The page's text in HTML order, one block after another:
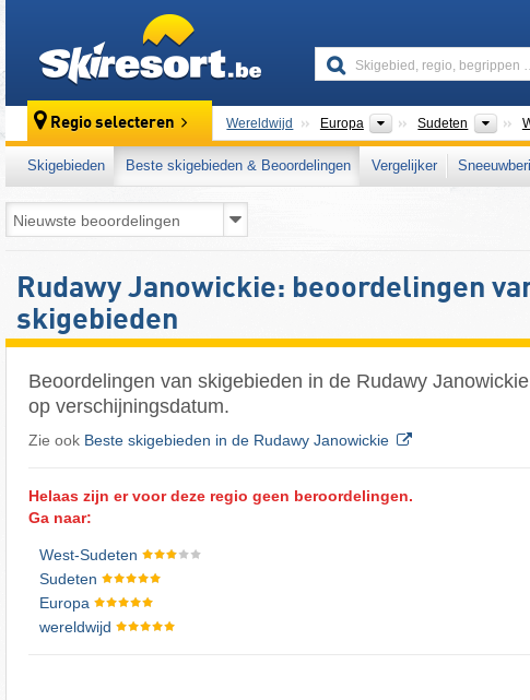
Regio selecteren Wereldwijd Europa Continenten
Sudeten
Skigebieden Beste skigebieden & Beoordelingen Vergelijker
Rudawy Janowickie: beoordelingen
skigebieden
Beoordelingen van skigebieden in de Rudawy
op verschijningsdatum.
Zie ook Beste skigebieden in de Rudawy Janowickie
Helaas zijn er voor deze regio geen beroordelingen.
Ga naar:
West-Sudeten
Sudeten
Europa
wereldwijd